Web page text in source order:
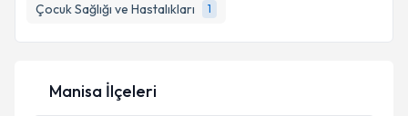
Çocuk Sağlığı ve Hastalıkları
1
Manisa İlçeleri